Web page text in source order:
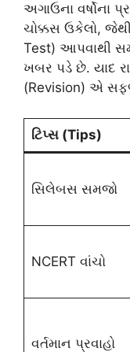
અગાઉના વર્ષોના
ચોક્કસ ઉકેલો,
Test) આપવાથી
ખબર પડે છે. યાદ
(Revision) એ
ટિપ્સ (Tips)
સિલેબસ સમજો
NCERT વાંચો
વર્તમાન પ્રવાહો